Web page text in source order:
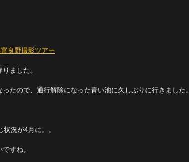
良野撮影ツアー
ました。
たので、通行解除になった青い池に久しぶりに行きました。
況が4月に。。
すね。